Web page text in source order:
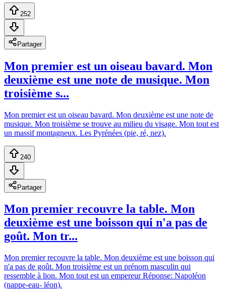
252
Partager
Mon premier est un oiseau bavard. Mon
deuxième est une note de musique. Mon
troisième s...
Mon premier est un oiseau bavard. Mon deuxième est une note de
musique. Mon troisième se trouve au milieu du visage. Mon tout est
un massif montagneux. Les Pyrénées (pie, ré, nez).
240
Partager
Mon premier recouvre la table. Mon
deuxième est une boisson qui n'a pas de
goût. Mon tr...
Mon premier recouvre la table. Mon deuxième est une boisson qui
n'a pas de goût. Mon troisième est un prénom masculin qui
ressemble à lion. Mon tout est un empereur Réponse: Napoléon
(nappe-eau- léon).